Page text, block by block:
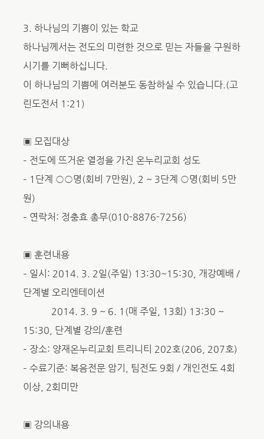
3. 하나님의 기쁨이 있는 학교
하나님께서는 전도의 미련한 것으로 믿는 자들을 구원하
시기를 기뻐하십니다.
이 하나님의 기쁨에 여러분도 동참하실 수 있습니다.(고
린도전서 1:21)
▣ 모집대상
– 전도에 뜨거운 열정을 가진 온누리교회 성도
– 1단계 ○○명(회비 7만원), 2 ~ 3단계 ○명(회비 5만
원)
– 연락처: 정충효 총무(010-8876-7256)
▣ 훈련내용
– 일시: 2014. 3. 2일(주일) 13:30~15:30, 개강예배 /
단계별 오리엔테이션
2014. 3. 9 ~ 6. 1(매 주일, 13회) 13:30 ~
15:30, 단계별 강의/훈련
– 장소: 양재온누리교회 트리니티 202호(206, 207호)
– 수료기준: 복음전문 암기, 팀전도 9회 / 개인전도 4회
이상, 2회미만
▣ 강의내용